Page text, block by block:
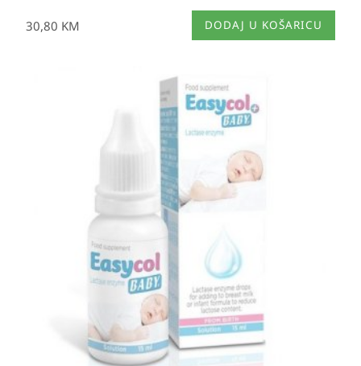
30,80 KM DODAJ U KOŠARICU